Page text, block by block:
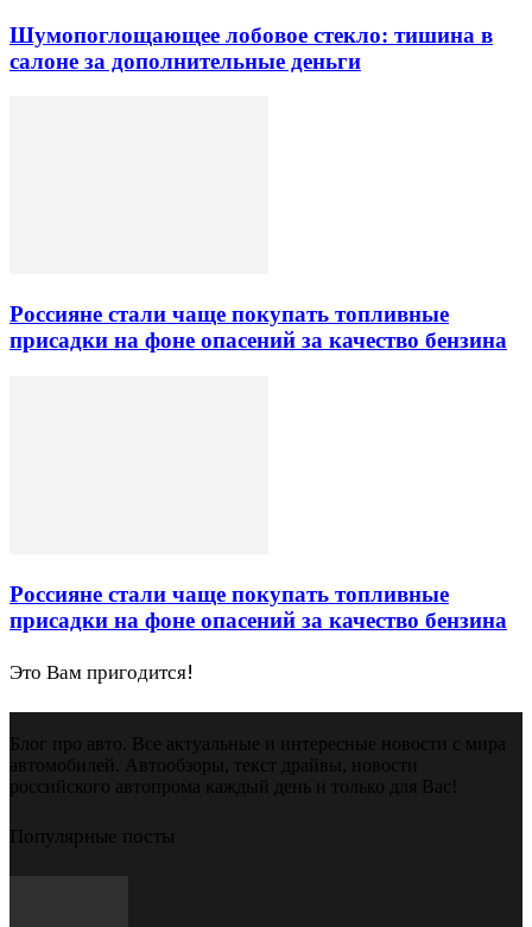
Шумопоглощающее лобовое стекло: тишина в
салоне за дополнительные деньги
Россияне стали чаще покупать топливные
присадки на фоне опасений за качество бензина
Россияне стали чаще покупать топливные
присадки на фоне опасений за качество бензина
Это Вам пригодится!
Блог про авто. Все актуальные и интересные новости с мира
автомобилей. Автообзоры, текст драйвы, новости
российского автопрома каждый день и только для Вас!
Популярные посты